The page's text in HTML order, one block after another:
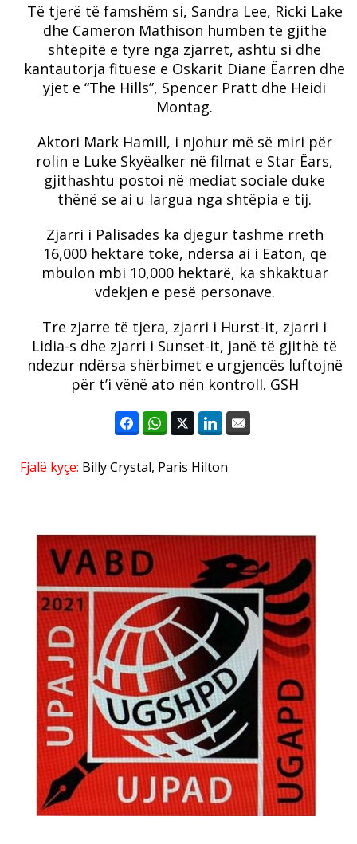
Të tjerë të famshëm si, Sandra Lee, Ricki Lake
dhe Cameron Mathison humbën të gjithë
shtëpitë e tyre nga zjarret, ashtu si dhe
kantautorja fituese e Oskarit Diane Ëarren dhe
yjet e “The Hills”, Spencer Pratt dhe Heidi
Montag.
Aktori Mark Hamill, i njohur më së miri për
rolin e Luke Skyëalker në filmat e Star Ëars,
gjithashtu postoi në mediat sociale duke
thënë se ai u largua nga shtëpia e tij.
Zjarri i Palisades ka djegur tashmë rreth
16,000 hektarë tokë, ndërsa ai i Eaton, që
mbulon mbi 10,000 hektarë, ka shkaktuar
vdekjen e pesë personave.
Tre zjarre të tjera, zjarri i Hurst-it, zjarri i
Lidia-s dhe zjarri i Sunset-it, janë të gjithë të
ndezur ndërsa shërbimet e urgjencës luftojnë
për t’i vënë ato nën kontroll. GSH
Fjalë kyçe: Billy Crystal, Paris Hilton